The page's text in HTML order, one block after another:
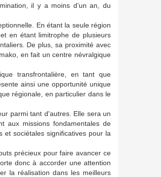
il y a moins d’un an, du
En étant la seule région
en étant limitrophe de plusieurs
De plus, sa proximité avec
en fait un centre névralgique
transfrontalière, en tant que
ainsi une opportunité unique
régionale, en particulier dans le
parmi tant d'autres. Elle sera un
aux missions fondamentales de
et sociétales significatives pour la
précieux pour faire avancer ce
donc à accorder une attention
la réalisation dans les meilleurs